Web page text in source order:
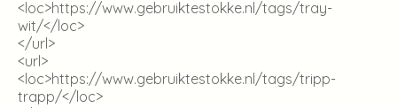
<loc>https://www.gebruiktestokke.nl/tags/tray-
wit/</loc>
</url>
<url>
<loc>https://www.gebruiktestokke.nl/tags/tripp-
trapp/</loc>